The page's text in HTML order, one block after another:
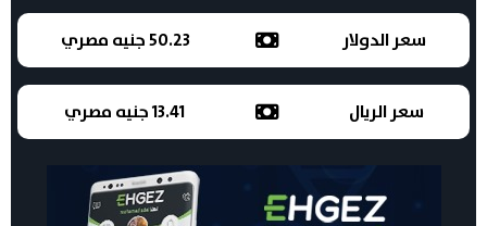
سعر الدولار 50.23 جنيه مصري
سعر الريال 13.41 جنيه مصري